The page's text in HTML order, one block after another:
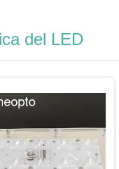
del LED